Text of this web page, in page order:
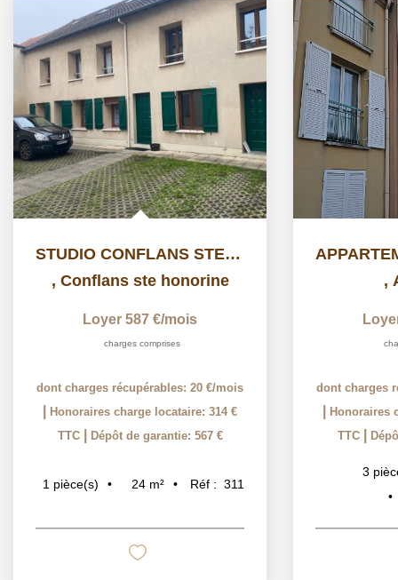
STUDIO CONFLANS STE HONORINE - 1 pièce(s) - 24.13 m2
, Conflans ste honorine
Loyer 587 €/mois
charges comprises
dont charges récupérables: 20 €/mois
Honoraires charge locataire: 314 €
TTC
Dépôt de garantie: 567 €
1 pièce(s) 24 m² Réf : 311
,
dont charges
Honoraires
TTC
3